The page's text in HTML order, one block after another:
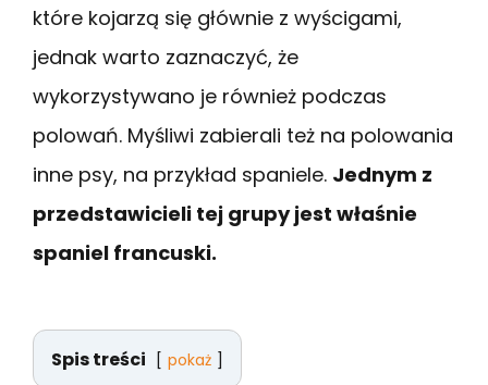
które kojarzą się głównie z wyścigami,
jednak warto zaznaczyć, że
wykorzystywano je również podczas
polowań. Myśliwi zabierali też na polowania
inne psy, na przykład spaniele. Jednym z
przedstawicieli tej grupy jest właśnie
spaniel francuski.
Spis treści pokaż